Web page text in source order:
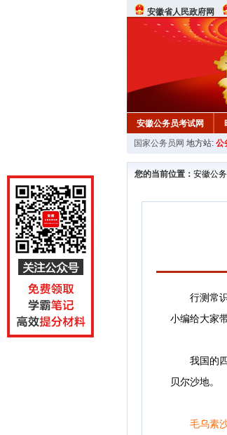
安徽省人民政府网
安徽公务员考试网
行测真题 在线咨询
国家公务员网 地方站: 公
您的当前位置： 安徽公
行测常识
小编给大家
我国的四
贝尔沙地。
毛乌素